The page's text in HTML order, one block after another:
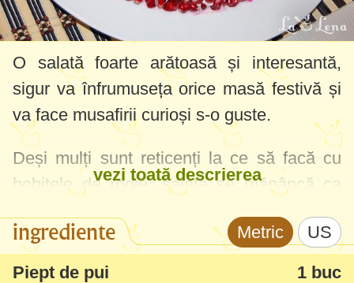
O salată foarte arătoasă și interesantă,
sigur va înfrumuseța orice masă festivă și
va face musafirii curioși s-o guste.
Deși mulți sunt reticenți la ce să facă cu
bobițele de rodie, salata se mănâncă ca
crocantă. Pentru mai mofturoși le sugerați
să le aleagă deoparte.
vezi toată descrierea
ingrediente Metric US
Piept de pui 1 buc